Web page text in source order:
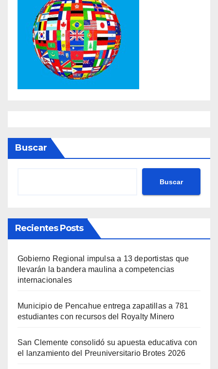
Buscar
Buscar
Recientes Posts
Gobierno Regional impulsa a 13 deportistas que
llevarán la bandera maulina a competencias
internacionales
Municipio de Pencahue entrega zapatillas a 781
estudiantes con recursos del Royalty Minero
San Clemente consolidó su apuesta educativa con
el lanzamiento del Preuniversitario Brotes 2026